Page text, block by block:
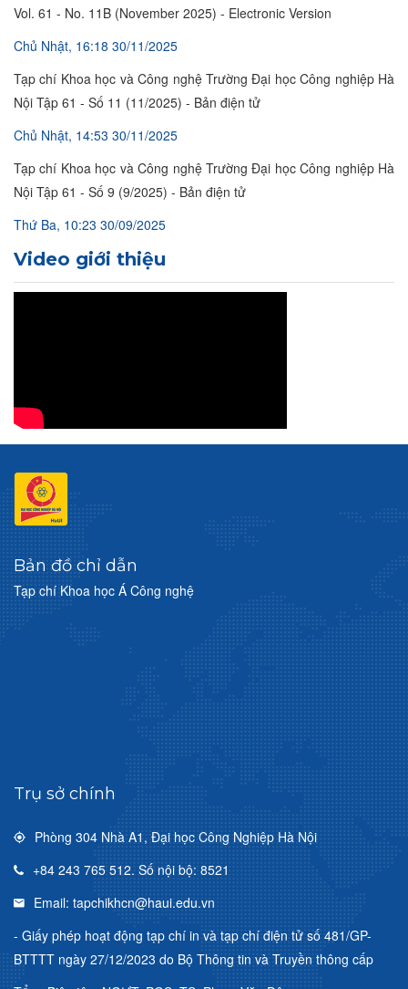
Vol. 61 - No. 11B (November 2025) - Electronic Version
Chủ Nhật, 16:18 30/11/2025
Tạp chí Khoa học và Công nghệ Trường Đại học Công nghiệp Hà
Nội Tập 61 - Số 11 (11/2025) - Bản điện tử
Chủ Nhật, 14:53 30/11/2025
Tạp chí Khoa học và Công nghệ Trường Đại học Công nghiệp Hà
Nội Tập 61 - Số 9 (9/2025) - Bản điện tử
Thứ Ba, 10:23 30/09/2025
Video giới thiệu
Bản đồ chỉ dẫn
Tạp chí Khoa học Á Công nghệ
Trụ sở chính
Phòng 304 Nhà A1, Đại học Công Nghiệp Hà Nội
+84 243 765 512. Số nội bộ: 8521
Email: tapchikhcn@haui.edu.vn
- Giấy phép hoạt động tạp chí in và tạp chí điện tử số 481/GP-
BTTTT ngày 27/12/2023 do Bộ Thông tin và Truyền thông cấp